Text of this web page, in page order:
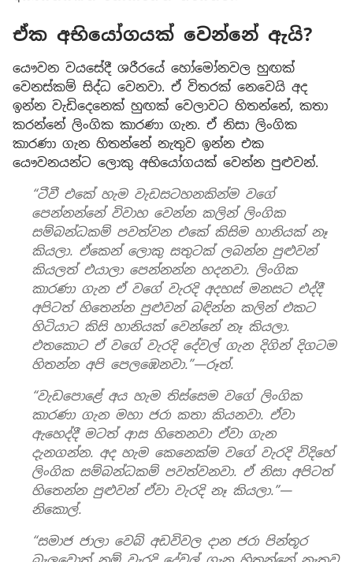
ඒක අභියෝගයක් වෙන්නේ ඇයි?
යෞවන වයසේදී ශරීරයේ හෝමෝනවල හුඟක්
වෙනස්කම් සිද්ධ වෙනවා. ඒ විතරක් නෙවෙයි අද
ඉන්න වැඩිදෙනෙක් හුඟක් වෙලාවට හිතන්නේ, කතා
කරන්නේ ලිංගික කාරණා ගැන. ඒ නිසා ලිංගික
කාරණා ගැන හිතන්නේ නැතුව ඉන්න එක
යෞවනයන්ට ලොකු අභියෝගයක් වෙන්න පුළුවන්.
“ටීවී එකේ හැම වැඩසටහනකින්ම වගේ
පෙන්නන්නේ විවාහ වෙන්න කලින් ලිංගික
සම්බන්ධකම් පවත්වන එකේ කිසිම හානියක් නෑ
කියලා. ඒකෙන් ලොකු සතුටක් ලබන්න පුළුවන්
කියලත් එයාලා පෙන්නන්න හදනවා. ලිංගික
කාරණා ගැන ඒ වගේ වැරදි අදහස් මනසට එද්දී
අපිටත් හිතෙන්න පුළුවන් බඳින්න කලින් එකට
හිටියාට කිසි හානියක් වෙන්නේ නෑ කියලා.
එතකොට ඒ වගේ වැරදි දේවල් ගැන දිගින් දිගටම
හිතන්න අපි පෙලඹෙනවා.”—රූත්.
“වැඩපොළේ අය හැම තිස්සෙම වගේ ලිංගික
කාරණා ගැන මහා ජරා කතා කියනවා. ඒවා
ඇහෙද්දී මටත් ආස හිතෙනවා ඒවා ගැන
දැනගන්න. අද හැම කෙනෙක්ම වගේ වැරදි විදිහේ
ලිංගික සම්බන්ධකම් පවත්වනවා. ඒ නිසා අපිටත්
හිතෙන්න පුළුවන් ඒවා වැරදි නෑ කියලා.”—
නිකොල්.
“සමාජ ජාලා වෙබ් අඩවිවල දාන ජරා පින්තූර